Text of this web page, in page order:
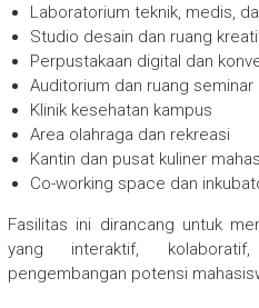
Laboratorium teknik, medis,
Studio desain dan ruang
Perpustakaan digital dan
Auditorium dan ruang seminar
Klinik kesehatan kampus
Area olahraga dan rekreasi
Kantin dan pusat kuliner
Co-working space dan
Fasilitas ini dirancang untuk
yang interaktif,
pengembangan potensi